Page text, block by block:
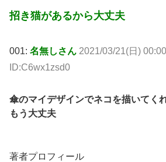
招き猫があるから大丈夫
001: 名無しさん 2021/03/21(日)
ID:C6wx1zsd0
傘のマイデザインでネコを描いてく
もう大丈夫
著者プロフィール